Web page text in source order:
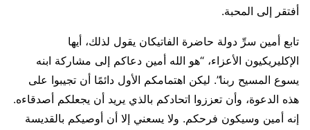
أفتقر إلى المحبة.
تابع أمين سرِّ دولة حاضرة الفاتيكان يقول لذلك، أيها
الإكليريكيون الأعزاء، “هو الله أمين دعاكم إلى مشاركة ابنه
يسوع المسيح ربنا”. ليكن اهتمامكم الأول دائمًا أن تجيبوا على
هذه الدعوة، وأن تعززوا اتحادكم بالذي يريد أن يجعلكم أصدقاءه.
إنه أمين وسيكون فرحكم. ولا يسعني إلا أن أوصيكم بالقديسة